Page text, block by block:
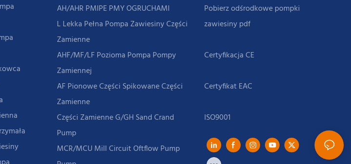
AH/AHR PMIPE PMY OGRUCHAMI
L Lekka Pełna Pompa Zawiesiny Części
Zamienne
AHF/MF/LF Pozioma Pompa Pompy
Zamiennej
AF Pionowe Części Spikowane Części
Zamienne
Części Zamienne G/GH Sand Crand
Pump
MCR/MCU Mill Circuit Oftflow Pump
Pobierz odśrodkowe pompki
zawiesiny pdf
Certyfikacja CE